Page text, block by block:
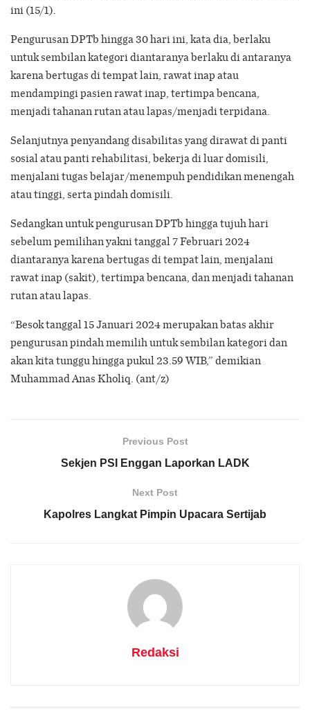
ini (15/1).
Pengurusan DPTb hingga 30 hari ini, kata dia, berlaku
untuk sembilan kategori diantaranya berlaku di antaranya
karena bertugas di tempat lain, rawat inap atau
mendampingi pasien rawat inap, tertimpa bencana,
menjadi tahanan rutan atau lapas/menjadi terpidana.
Selanjutnya penyandang disabilitas yang dirawat di panti
sosial atau panti rehabilitasi, bekerja di luar domisili,
menjalani tugas belajar/menempuh pendidikan menengah
atau tinggi, serta pindah domisili.
Sedangkan untuk pengurusan DPTb hingga tujuh hari
sebelum pemilihan yakni tanggal 7 Februari 2024
diantaranya karena bertugas di tempat lain, menjalani
rawat inap (sakit), tertimpa bencana, dan menjadi tahanan
rutan atau lapas.
“Besok tanggal 15 Januari 2024 merupakan batas akhir
pengurusan pindah memilih untuk sembilan kategori dan
akan kita tunggu hingga pukul 23.59 WIB,” demikian
Muhammad Anas Kholiq. (ant/z)
Previous Post
Sekjen PSI Enggan Laporkan LADK
Next Post
Kapolres Langkat Pimpin Upacara Sertijab
Redaksi